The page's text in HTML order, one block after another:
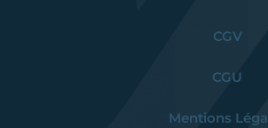
CGV
CGU
Mentions